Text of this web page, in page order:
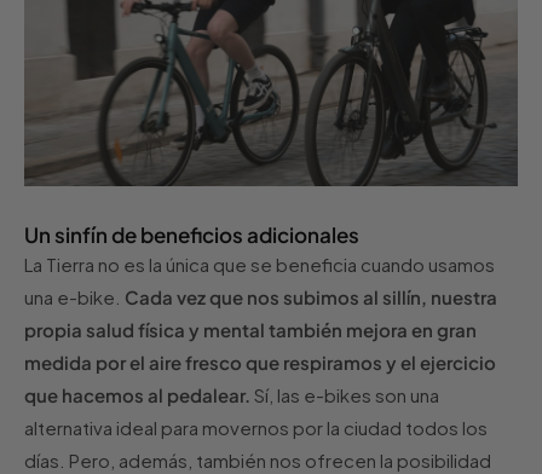
Un sinfín de beneficios adicionales
La Tierra no es la única que se beneficia cuando usamos
una e-bike. Cada vez que nos subimos al sillín, nuestra
propia salud física y mental también mejora en gran
medida por el aire fresco que respiramos y el ejercicio
que hacemos al pedalear. Sí, las e-bikes son una
alternativa ideal para movernos por la ciudad todos los
días. Pero, además, también nos ofrecen la posibilidad